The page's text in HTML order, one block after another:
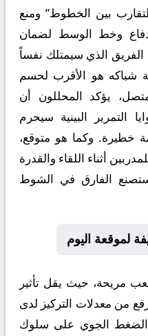
بين الخطوط” ومنع
وخط الوسط لضمان
الفريق الذي سيمتلك نفساً
شباكه هو الأقرب لحسم
يؤكد المحللون أن
التمرير البينية سيحرم
خطيرة. وكما هو متوقع،
أثناء اللقاء والقدرة
الفارق في الشوط
لموقعة اليوم
مريحة، حيث يقل تأثير
من معدلات التركيز لدى
الضغط الجوي على سلوك